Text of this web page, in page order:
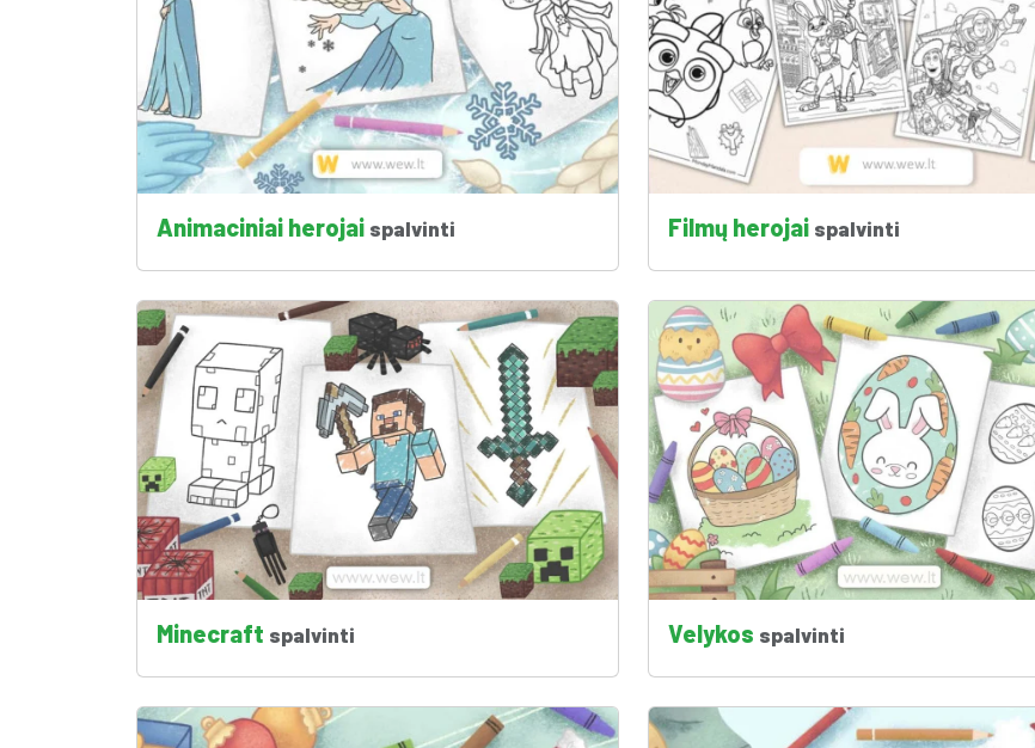
Animaciniai herojai spalvinti Filmų herojai spalvinti
Minecraft spalvinti Velykos spalvinti